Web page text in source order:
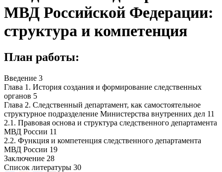
МВД Российской Федерации:
структура и компетенция
План работы:
Введение 3
Глава 1. История создания и формирование следственных
органов 5
Глава 2. Следственный департамент, как самостоятельное
структурное подразделение Министерства внутренних дел 11
2.1. Правовая основа и структура следственного департамента
МВД России 11
2.2. Функция и компетенция следственного департамента
МВД России 19
Заключение 28
Список литературы 30